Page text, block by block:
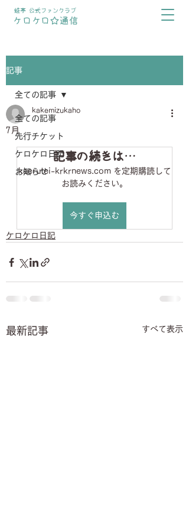
蛙亭 公式ファンクラブ
ケロケロ☆通信
記事
全ての記事
先行チケット
ケロケロ日記
お知らせ
全ての記事
7月
kakemizukaho
記事の続きは…
kaerutei-krkrnews.com を定期購読して
お読みください。
今すぐ申込む
ケロケロ日記
最新記事 すべて表示